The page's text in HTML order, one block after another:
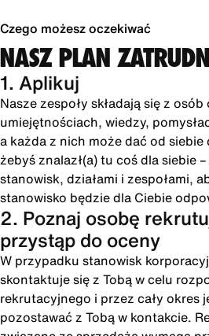
Czego możesz oczekiwać
NASZ PLAN
1. Aplikuj
Nasze zespoły składają się z
umiejętnościach, wiedzy,
a każda z nich może dać od
żebyś znalazł(a) tu coś dla siebie
stanowisk, działami i zespołami,
stanowisko będzie dla Ciebie
2. Poznaj osobę
przystąp do oceny
W przypadku stanowisk
skontaktuje się z Tobą w celu
rekrutacyjnego i przez cały okres
pozostawać z Tobą w kontakcie.